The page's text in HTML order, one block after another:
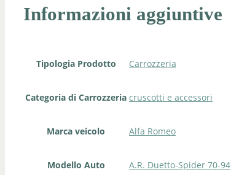
Informazioni aggiuntive
Tipologia Prodotto Carrozzeria
Categoria di Carrozzeria cruscotti e accessori
Marca veicolo Alfa Romeo
Modello Auto A.R. Duetto-Spider 70-94